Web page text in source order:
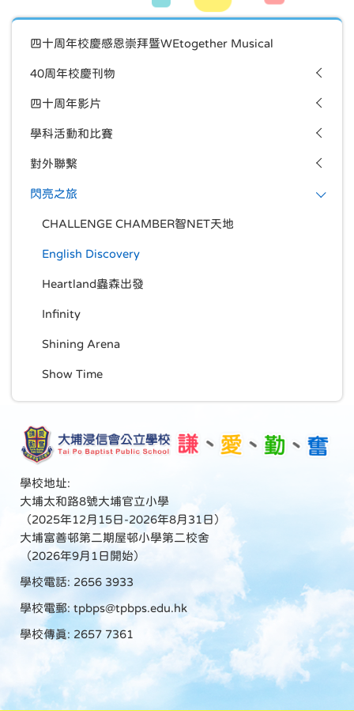
四十周年校慶感恩崇拜暨WEtogether Musical
40周年校慶刊物
四十周年影片
學科活動和比賽
對外聯繫
閃亮之旅
CHALLENGE CHAMBER智NET天地
English Discovery
Heartland蟲森出發
Infinity
Shining Arena
Show Time
學校地址:
大埔太和路8號大埔官立小學
（2025年12月15日-2026年8月31日）
大埔富善邨第二期屋邨小學第二校舍
（2026年9月1日開始）
學校電話: 2656 3933
學校電郵: tpbps@tpbps.edu.hk
學校傳真: 2657 7361